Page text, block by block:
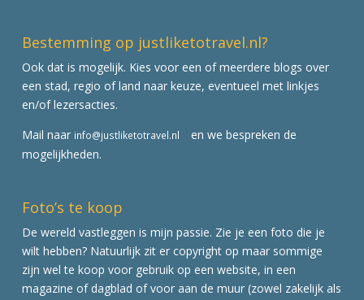
Bestemming op justliketotravel.nl?
Ook dat is mogelijk. Kies voor een of meerdere blogs over
een stad, regio of land naar keuze, eventueel met linkjes
en/of lezersacties.
Mail naar info@justliketotravel.nl
en we bespreken de
mogelijkheden.
Foto’s te koop
De wereld vastleggen is mijn passie. Zie je een foto die je
wilt hebben? Natuurlijk zit er copyright op maar sommige
zijn wel te koop voor gebruik op een website, in een
magazine of dagblad of voor aan de muur (zowel zakelijk als